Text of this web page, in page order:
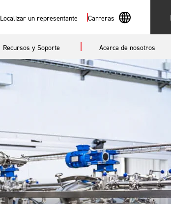
Localizar un representante Carreras
English
Spanish
Buscar
Recursos y Soporte Acerca de nosotros